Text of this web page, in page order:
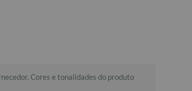
Cores e tonalidades do produto